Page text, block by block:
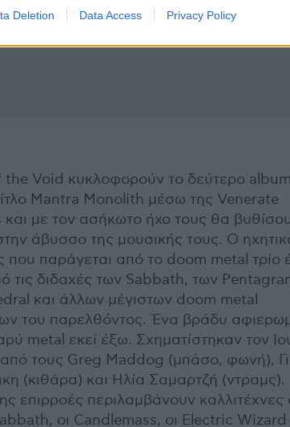
Deletion Data Access Privacy Policy
the Void κυκλοφορούν το δεύτερο
Mantra Monolith μέσω της Venerate
με τον ασήκωτο ήχο τους θα
άβυσσο της μουσικής τους. Ο
που παράγεται από το doom metal τρίο
τις διδαχές των Sabbath, των
και άλλων μέγιστων doom metal
του παρελθόντος. Ένα βράδυ
metal εκεί έξω. Σχηματίστηκαν τον
από τους Greg Maddog (μπάσο, φωνή),
(κιθάρα) και Ηλία Σαμαρτζή (ντραμς).
επιρροές περιλαμβάνουν
οι Candlemass, οι Electric Wizard